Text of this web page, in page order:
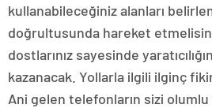
kullanabileceğiniz alanları
doğrultusunda hareket
dostlarınız sayesinde
kazanacak. Yollarla ilgili ilginç
Ani gelen telefonların sizi